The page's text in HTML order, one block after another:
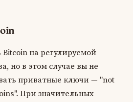
на регулируемой
но в этом случае вы не
приватные ключи — "not
При значительных